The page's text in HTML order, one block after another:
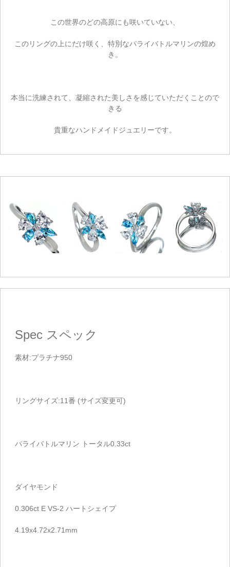
この世界のどの高原にも咲いていない、
このリングの上にだけ咲く、特別なパライバトルマリンの煌め
き。
本当に洗練されて、凝縮された美しさを感じていただくことので
きる
貴重なハンドメイドジュエリーです。
Spec スペック
素材:プラチナ950
リングサイズ:11番 (サイズ変更可)
パライバトルマリン トータル0.33ct
ダイヤモンド
0.306ct E VS-2 ハートシェイプ
4.19x4.72x2.71mm
カートを見る
お買い物を続ける